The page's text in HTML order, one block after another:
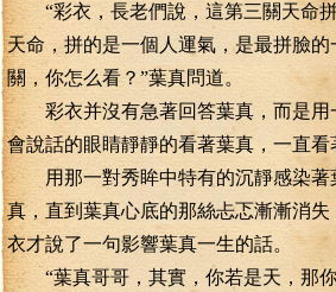
“彩衣，長老們說，這第三關天命
天命，拼的是一個人運氣，是最拼臉的
關，你怎么看？”葉真問道。
彩衣并沒有急著回答葉真，而是用
會說話的眼睛靜靜的看著葉真，一直看
用那一對秀眸中特有的沉靜感染著
真，直到葉真心底的那絲忐忑漸漸消失
衣才說了一句影響葉真一生的話。
“葉真哥哥，其實，你若是天，那